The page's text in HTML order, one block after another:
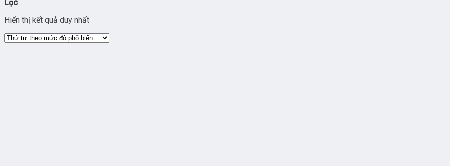
Lọc
Hiển thị kết quả duy nhất